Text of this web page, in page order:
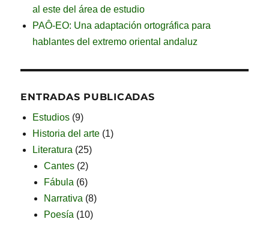
al este del área de estudio
PAÔ-EO: Una adaptación ortográfica para
hablantes del extremo oriental andaluz
ENTRADAS PUBLICADAS
Estudios(9)
Historia del arte(1)
Literatura(25)
Cantes (2)
Fábula (6)
Narrativa (8)
Poesía (10)